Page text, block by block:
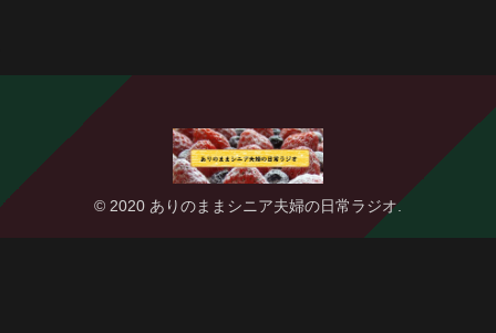
© 2020 ありのままシニア夫婦の日常ラジオ.